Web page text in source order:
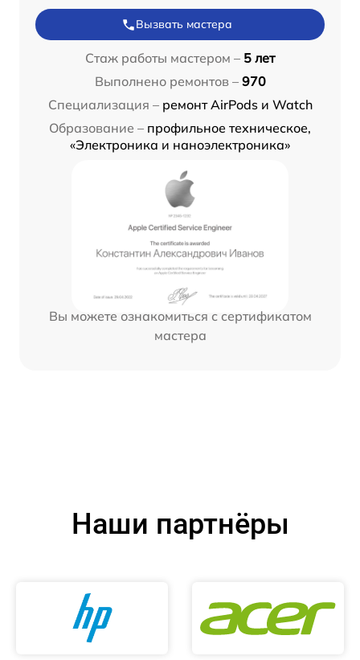
Вызвать мастера
Стаж работы мастером – 5 лет
Выполнено ремонтов – 970
Специализация – ремонт AirPods и Watch
Образование – профильное техническое,
«Электроника и наноэлектроника»
Вы можете ознакомиться с сертификатом
мастера
Наши партнёры